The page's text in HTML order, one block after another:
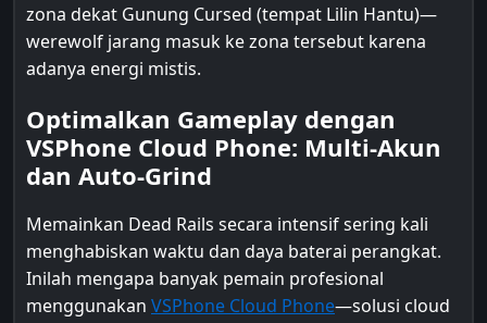
zona dekat Gunung Cursed (tempat Lilin Hantu)—
werewolf jarang masuk ke zona tersebut karena
adanya energi mistis.
Optimalkan Gameplay dengan
VSPhone Cloud Phone: Multi-Akun
dan Auto-Grind
Memainkan Dead Rails secara intensif sering kali
menghabiskan waktu dan daya baterai perangkat.
Inilah mengapa banyak pemain profesional
menggunakan VSPhone Cloud Phone—solusi cloud